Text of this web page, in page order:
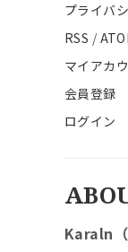
プライバ
RSS /
マイアカ
会員登録
ログイン
Karaln（